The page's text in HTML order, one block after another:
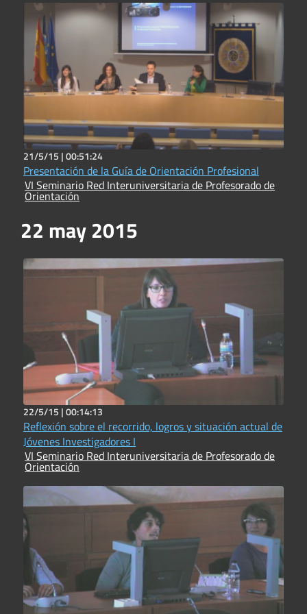
21/5/15 |00:51:24
Presentación de la Guía de Orientación Profesional
VI Seminario Red Interuniversitaria de Profesorado de
Orientación
22 may 2015
22/5/15 |00:14:13
Reflexión sobre el recorrido, logros y situación actual de
Jóvenes Investigadores I
VI Seminario Red Interuniversitaria de Profesorado de
Orientación